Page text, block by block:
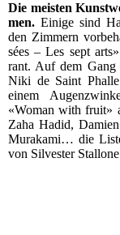
Die meis­ten
men. Eini­ge sind
den Zim­mern
sées – Les sept
rant. Auf dem Gang
Niki de Saint
einem
«Woman with fruit»
Zaha Hadid,
Mura­ka­mi… die
von Sil­ves­ter